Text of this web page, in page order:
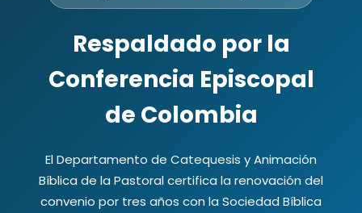
Respaldado por la
Conferencia Episcopal
de Colombia
El Departamento de Catequesis y Animación
Bíblica de la Pastoral certifica la renovación del
convenio por tres años con la Sociedad Bíblica